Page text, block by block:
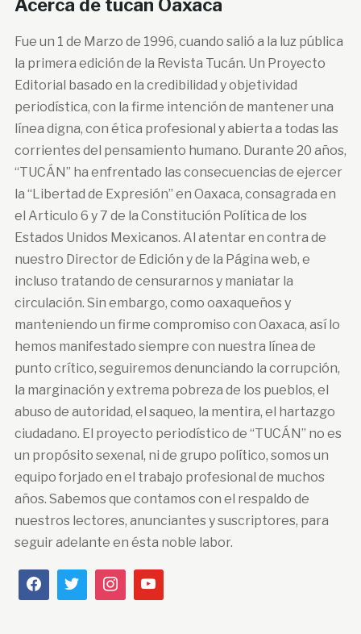
Acerca de tucan Oaxaca
Fue un 1 de Marzo de 1996, cuando salió a la luz pública
la primera edición de la Revista Tucán. Un Proyecto
Editorial basado en la credibilidad y objetividad
periodística, con la firme intención de mantener una
línea digna, con ética profesional y abierta a todas las
corrientes del pensamiento humano. Durante 20 años,
“TUCÁN” ha enfrentado las consecuencias de ejercer
la “Libertad de Expresión” en Oaxaca, consagrada en
el Articulo 6 y 7 de la Constitución Política de los
Estados Unidos Mexicanos. Al atentar en contra de
nuestro Director de Edición y de la Página web, e
incluso tratando de censurarnos y maniatar la
circulación. Sin embargo, como oaxaqueños y
manteniendo un firme compromiso con Oaxaca, así lo
hemos manifestado siempre con nuestra línea de
punto crítico, seguiremos denunciando la corrupción,
la marginación y extrema pobreza de los pueblos, el
abuso de autoridad, el saqueo, la mentira, el hartazgo
ciudadano. El proyecto periodístico de “TUCÁN” no es
un propósito sexenal, ni de grupo político, somos un
equipo forjado en el trabajo profesional de muchos
años. Sabemos que contamos con el respaldo de
nuestros lectores, anunciantes y suscriptores, para
seguir adelante en ésta noble labor.